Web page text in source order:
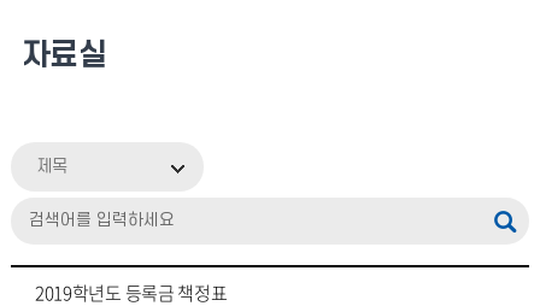
자료실
제목
2019학년도 등록금 책정표